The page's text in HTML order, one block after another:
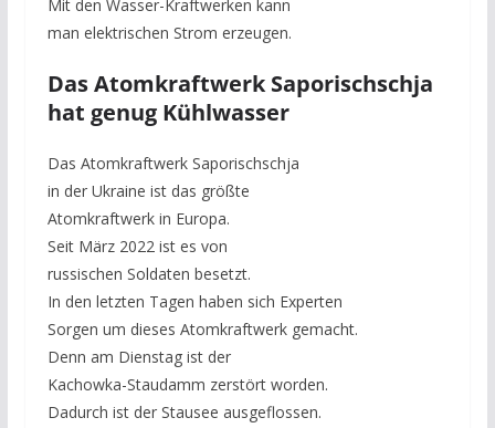
Mit den Wasser-Kraftwerken kann
man elektrischen Strom erzeugen.
Das Atomkraftwerk Saporischschja
hat genug Kühlwasser
Das Atomkraftwerk Saporischschja
in der Ukraine ist das größte
Atomkraftwerk in Europa.
Seit März 2022 ist es von
russischen Soldaten besetzt.
In den letzten Tagen haben sich Experten
Sorgen um dieses Atomkraftwerk gemacht.
Denn am Dienstag ist der
Kachowka-Staudamm zerstört worden.
Dadurch ist der Stausee ausgeflossen.